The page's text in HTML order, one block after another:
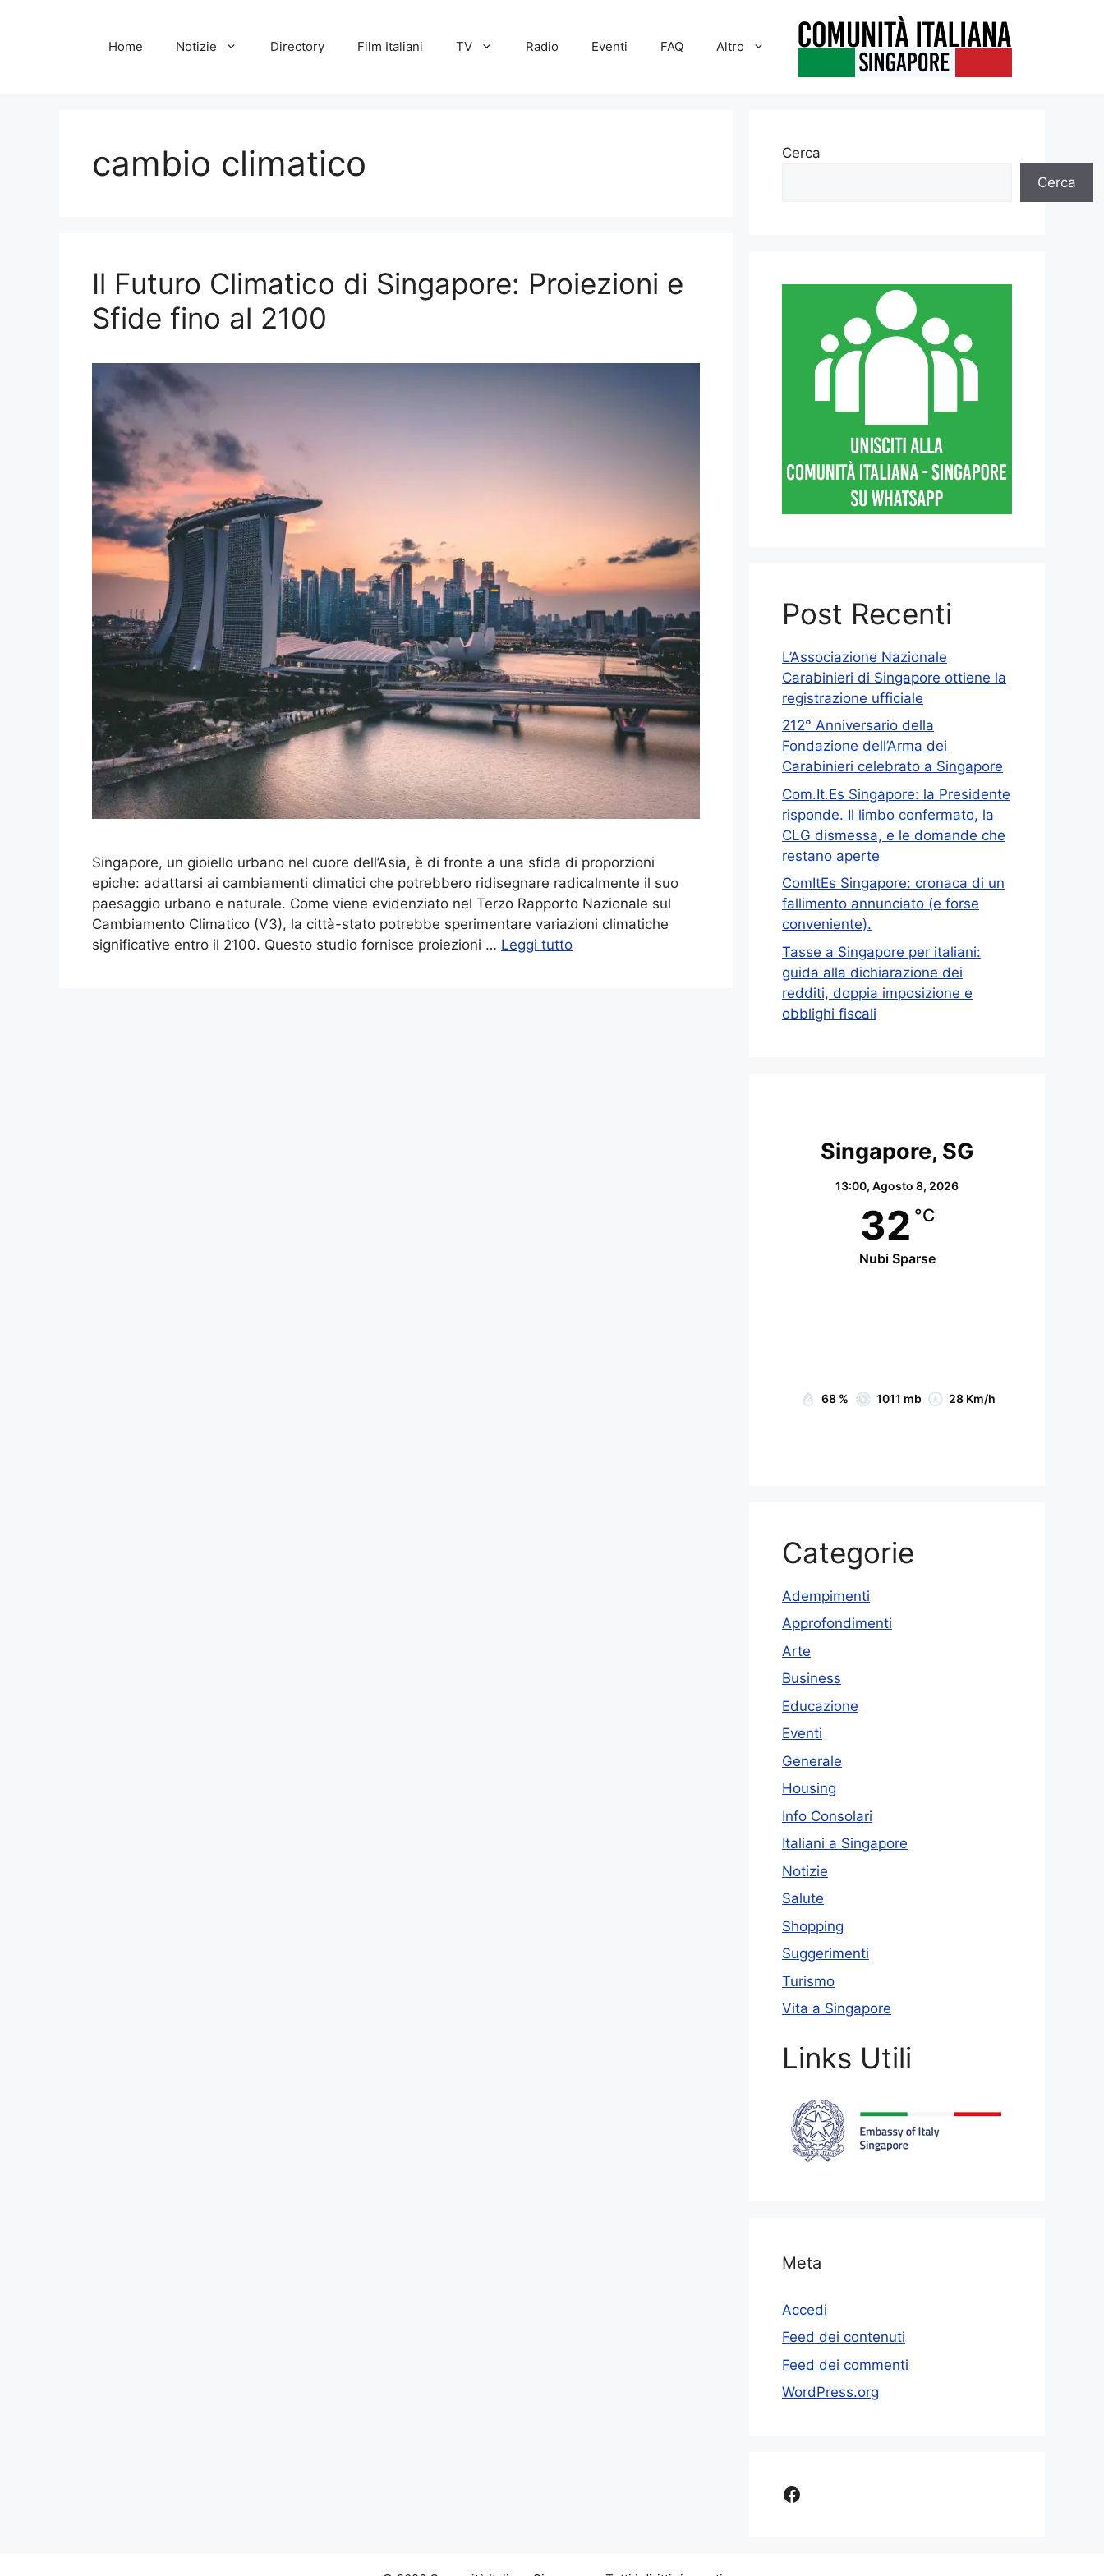
Home Notizie Directory Film Italiani TV Radio Eventi FAQ Altro
cambio climatico
Il Futuro Climatico di Singapore: Proiezioni e
Sfide fino al 2100
Singapore, un gioiello urbano nel cuore dell’Asia, è di fronte a una sfida di proporzioni
epiche: adattarsi ai cambiamenti climatici che potrebbero ridisegnare radicalmente il suo
paesaggio urbano e naturale. Come viene evidenziato nel Terzo Rapporto Nazionale sul
Cambiamento Climatico (V3), la città-stato potrebbe sperimentare variazioni climatiche
significative entro il 2100​​. Questo studio fornisce proiezioni … Leggi tutto
Cerca
Cerca
Post Recenti
L’Associazione Nazionale
Carabinieri di Singapore ottiene la
registrazione ufficiale
212° Anniversario della
Fondazione dell’Arma dei
Carabinieri celebrato a Singapore
Com.It.Es Singapore: la Presidente
risponde. Il limbo confermato, la
CLG dismessa, e le domande che
restano aperte
ComItEs Singapore: cronaca di un
fallimento annunciato (e forse
conveniente).
Tasse a Singapore per italiani:
guida alla dichiarazione dei
redditi, doppia imposizione e
obblighi fiscali
Singapore, SG
13:00, Agosto 8, 2026
32 °C
Nubi Sparse
68 % 1011 mb 28 Km/h
Categorie
Adempimenti
Approfondimenti
Arte
Business
Educazione
Eventi
Generale
Housing
Info Consolari
Italiani a Singapore
Notizie
Salute
Shopping
Suggerimenti
Turismo
Vita a Singapore
Links Utili
Meta
Accedi
Feed dei contenuti
Feed dei commenti
WordPress.org
Facebook